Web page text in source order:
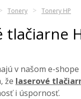
Tonery Tonery HP
tlačiarne
v našom e-
že laserové
i úspornosť.